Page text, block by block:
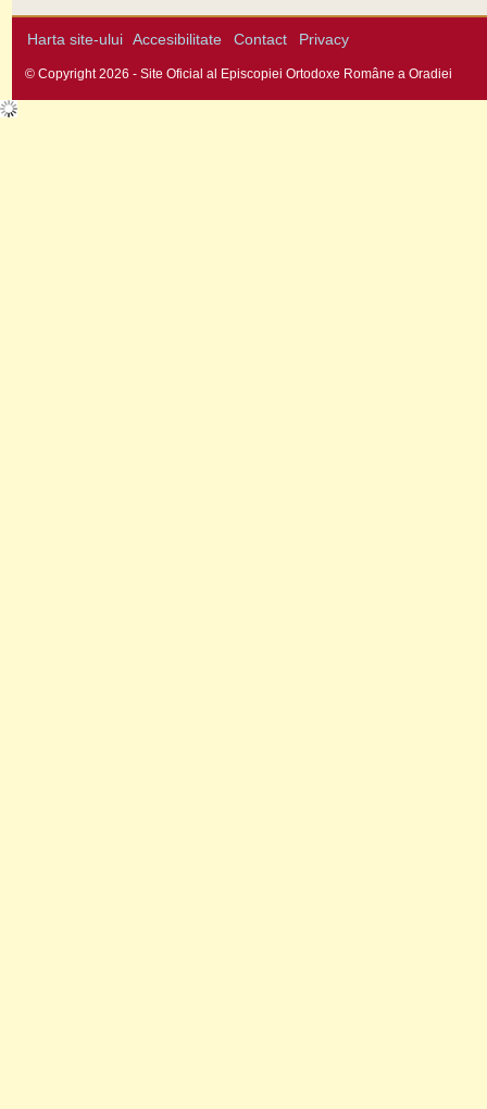
Harta site-ului Accesibilitate Contact Privacy
© Copyright 2026 - Site Oficial al Episcopiei Ortodoxe Române a Oradiei